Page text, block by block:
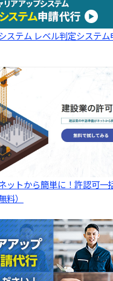
ステム レベル判定システム
ットから簡単に！許認可一
料）